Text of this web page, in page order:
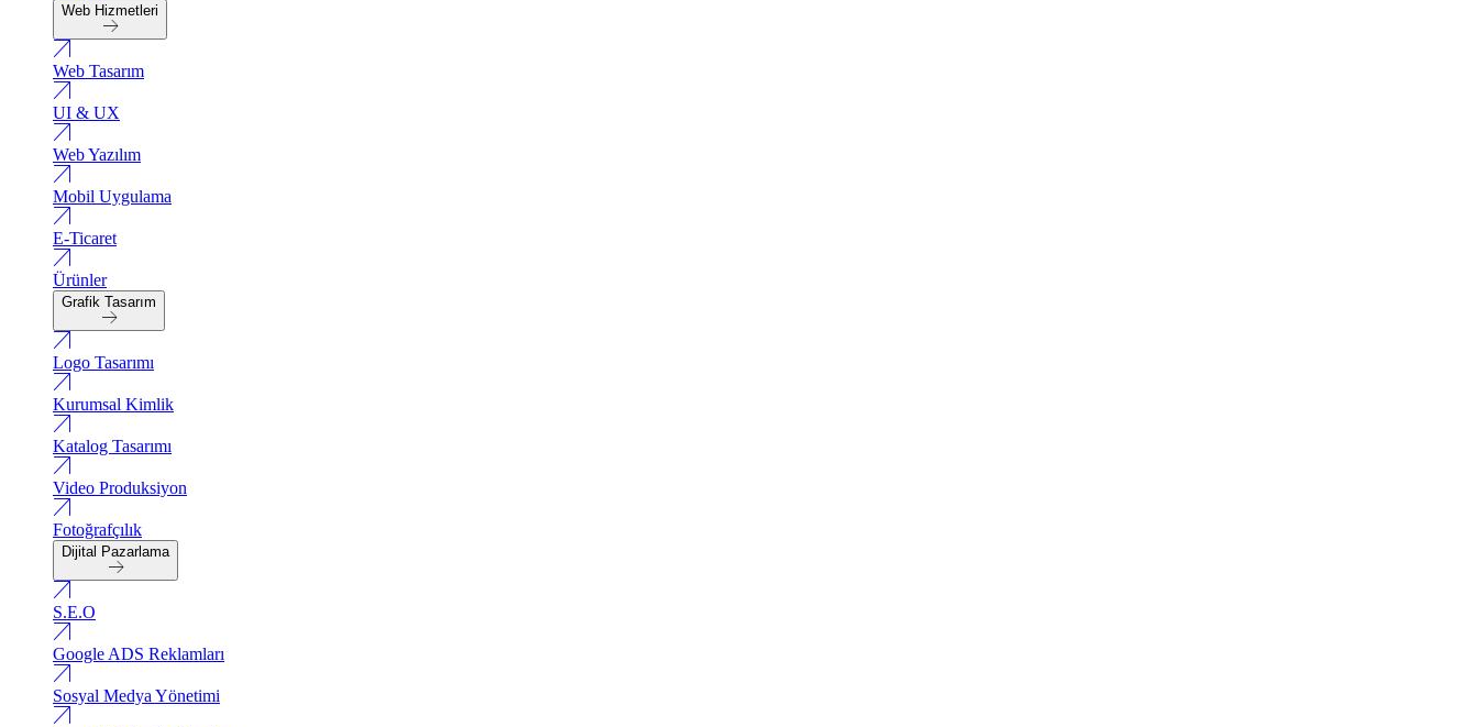
Web Hizmetleri
Web Tasarım
UI & UX
Web Yazılım
Mobil Uygulama
E-Ticaret
Ürünler
Grafik Tasarım
Logo Tasarımı
Kurumsal Kimlik
Katalog Tasarımı
Video Produksiyon
Fotoğrafçılık
Dijital Pazarlama
S.E.O
Google ADS Reklamları
Sosyal Medya Yönetimi